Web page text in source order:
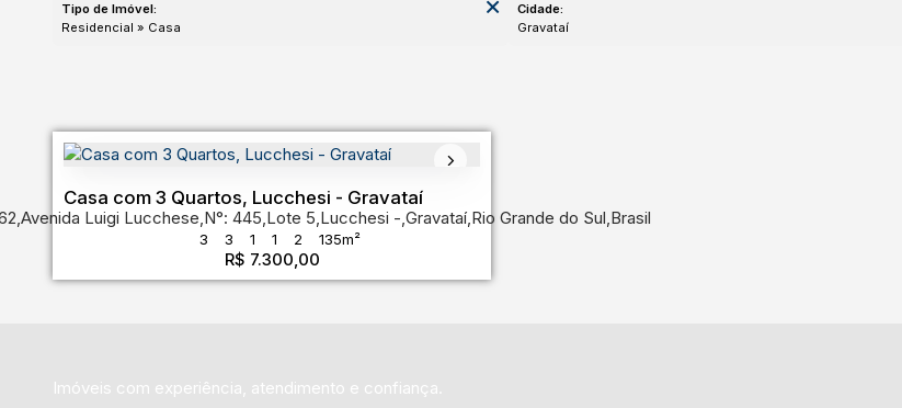
Tipo de Imóvel:
Residencial » Casa
Cidade:
Gravataí
Casa com 3 Quartos, Lucchesi - Gravataí
R$ 7.300,00
,Avenida Luigi Lucchese,N°: 445,Lote 5,Lucchesi ,Gravataí,Rio Grande do Sul,Brasil
3 3 1 1 2 135m²
Imóveis com experiência, atendimento e confiança.